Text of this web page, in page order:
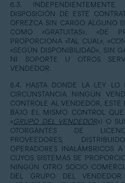
6.3.
DISPOSICIÓN DE ESTE
OFREZCA SIN CARGO ALGUNO
COMO «GRATUITAS», «DE
PROPORCIONA «TAL CUAL»,
«SEGÚN DISPONIBILIDAD», SIN
NI SOPORTE U OTROS
VENDEDOR.
6.4. HASTA DONDE LA LEY LO
CIRCUNSTANCIA NINGÚN
CONTROLE AL VENDEDOR,
BAJO EL MISMO CONTROL QUE
«GRUPO DEL VENDEDOR») O
OTORGANTES DE
PROVEEDORES,
OPERADORES INALÁMBRICOS
CUYOS SISTEMAS SE
NINGÚN OTRO SOCIO
DEL GRUPO DEL VENDEDOR